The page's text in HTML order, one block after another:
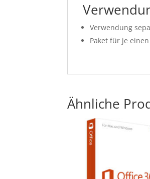
Verwendung
Paket für je
Ähnliche